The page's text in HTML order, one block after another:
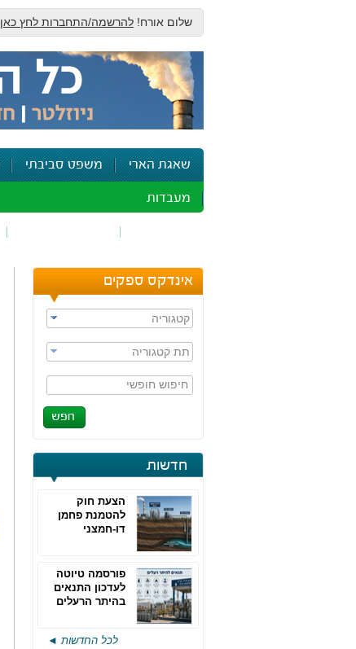
שלום אורח! להרשמה/התחברות לחץ כאן
שאגת הארי משפט סביבתי
מעבדות
אינדקס ספקים
קטגוריה
תת קטגוריה
חיפוש חופשי
חדשות
הצעת חוק
להטמנת פחמן
דו-חמצני
פורסמה טיוטה
לעדכון התנאים
בהיתר הרעלים
לכל החדשות ◄